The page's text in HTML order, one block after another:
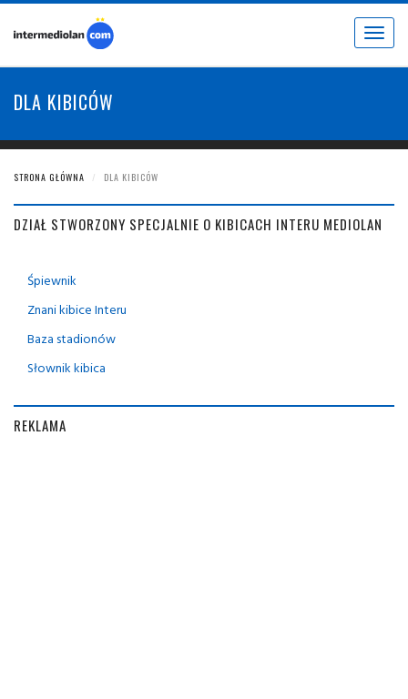
Toggle
DLA KIBICÓW
STRONA GŁÓWNA DLA KIBICÓW
DZIAŁ STWORZONY SPECJALNIE O KIBICACH INTERU MEDIOLAN
Śpiewnik
Znani kibice Interu
Baza stadionów
Słownik kibica
REKLAMA